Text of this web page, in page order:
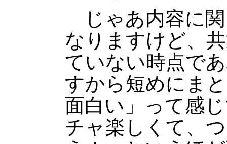
じゃあ内容に
なりますけど、
ていない時点で
すから短めにま
面白い」って感
チャ楽しくて、